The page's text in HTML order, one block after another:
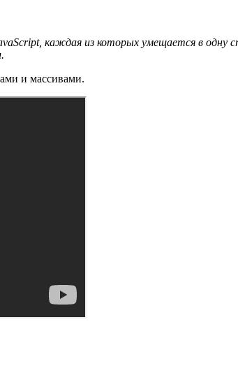
каждая из которых умещается в
и массивами.